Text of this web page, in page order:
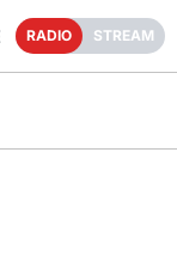
RADIO STREAM